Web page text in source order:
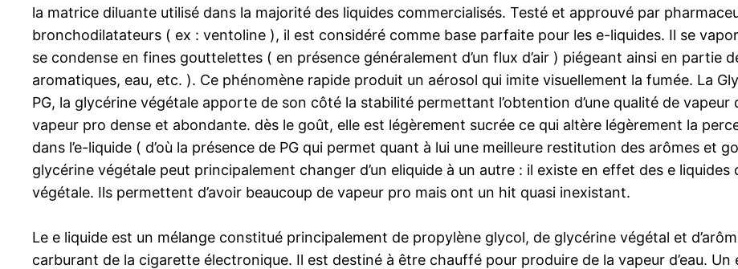
la matrice diluante utilisé dans la majorité des liquides commercialisés. Testé et approuvé par
bronchodilatateurs ( ex : ventoline ), il est considéré comme base parfaite pour les e-liquides. Il se
se condense en fines gouttelettes ( en présence généralement d’un flux d’air ) piégeant ainsi en partie
aromatiques, eau, etc. ). Ce phénomène rapide produit un aérosol qui imite visuellement la fumée. La
PG, la glycérine végétale apporte de son côté la stabilité permettant l’obtention d’une qualité de vapeur
vapeur pro dense et abondante. dès le goût, elle est légèrement sucrée ce qui altère légèrement la
dans l’e-liquide ( d’où la présence de PG qui permet quant à lui une meilleure restitution des arômes et
glycérine végétale peut principalement changer d’un eliquide à un autre : il existe en effet des e
végétale. Ils permettent d’avoir beaucoup de vapeur pro mais ont un hit quasi inexistant.
Le e liquide est un mélange constitué principalement de propylène glycol, de glycérine végétal et
carburant de la cigarette électronique. Il est destiné à être chauffé pour produire de la vapeur d’eau.